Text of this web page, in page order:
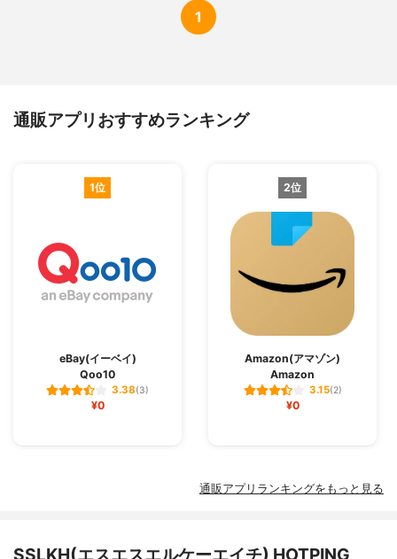
1
通販アプリおすすめランキング
1位
eBay(イーベイ)
Qoo10
3.38(3)
¥0
2位
Amazon(アマゾン)
Amazon
3.15(2)
¥0
通販アプリランキングをもっと見る
SSLKH(エスエスエルケーエイチ) HOTPING